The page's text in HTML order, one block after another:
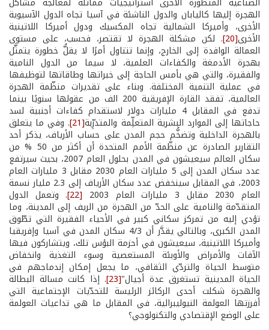
الهجرة إليها كاليابان والدول الناشئة في آسيا تجاه الدول الآسيوية
الأخرى، وأميركا الشمالية تجاه المكسيك ودول أميركا اللاتينية
الأخرى[20] . لكن مشكلة الهجرة لا تقتصر، فحسب، على مستوى
العمالة الوافدة إلى الخارج، وإنما تتناول أمرًا لا يقلُّ خطورة يتمثَّل
بهجرة الأدمغة والكفاءات العلمية، لا سيما من الدول النامية
والفقيرة، والتي هي بأمس الحاجة إلى خبراتها وطاقاتها لتوظيفها
في عملية التنمية المختلفة. وبناء على تقديرات منظّمة الهجرة
العالمية، تفقد القارة الإفريقية 200 الف من عقولها سنويًا بينما
تدفع في المقابل 4 مليارات دولار لاستقدام كفاءات أجنبية لسد
حاجاتها إلى الموارد البشرية المتعلِّمة والمتدرِّبة[21] . وفي ما يتعلق
بالهجرة الداخلية وتضخُّم حجم المدن على حساب الأرياف، يذكر أحد
التقارير الصادرة عن منظّمة الأمم المتحدة أن أكثر من 50 % من
سكان العالم سيعيشون في المدن بحلول العام 2007، بحيث سيرتفع
عدد سكان المدن إلى 5 مليارات العام 2030 مقابل 3 مليارات العام
2003، في المقابل سينخفض عدد سكان الأرياف إلى 2.3 مليار نسمة
العام 2030 مقابل 3 مليارات العام 2003 [22] . وتعمل الدول
المتقدّمة والنامية على الحدّ من الهجرة من الريف إلى المدينة، وما
تؤدي إليه من تمركز سكاني كبير في الأحياء الفقيرة التي تطّوق
المدن الكبرى، وبالتالي يقدَّر أن 4/3 سكان المدن في آسيا وإفريقيا
وأميركا اللاتينية، سيعيشون في أحزمة البؤس تلك، ويتشاركون فيها
الآفات والأمراض والأوبئة المستعصية وسوء التغذية وانخفاض
متوسط الحياة والتردّي الثقافي، ما يجعل إمكان إندماجهم في
الحياة المدينية تستغرق عدة أجيال"[23] . إذا كانت مسالة البطالة
والهجرة شكلت أحدى الركائز الرئيسة للتحدّيات الإجتماعية التي
أفرزتها العولمة النيوليبرالية، في المقابل ما هي تداعيات العولمة
على الوضع الإقتصادي والتكنولوجي؟